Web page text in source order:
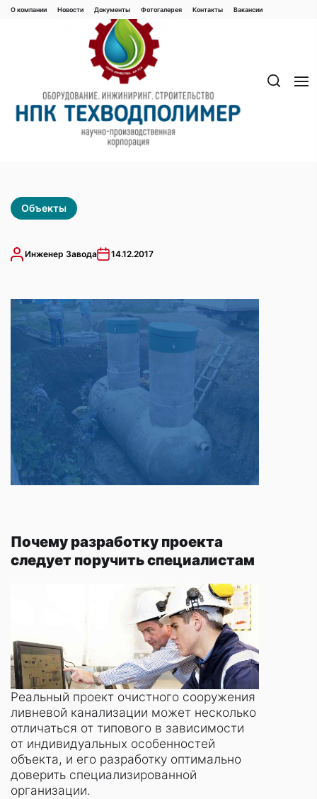
Перейти
Объекты
Инженер Завода 14.12.2017
Почему разработку проекта
следует поручить специалистам
Реальный проект очистного сооружения
ливневой канализации может несколько
отличаться от типового в зависимости
от индивидуальных особенностей
объекта, и его разработку оптимально
доверить специализированной
организации.
О компании Новости Документы Фотогалерея Контaкты Вакaнсии